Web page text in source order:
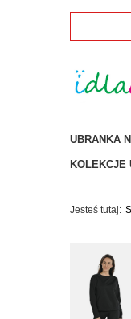
UBRANKA
KOLEKCJE
Jesteś tutaj: